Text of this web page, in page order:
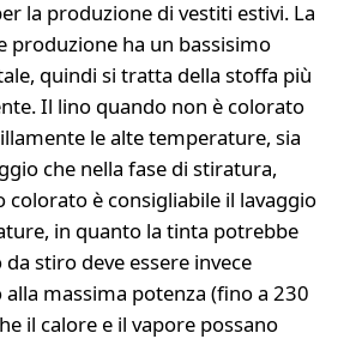
la produzione di vestiti estivi. La
produzione ha un bassisimo
quindi si tratta della stoffa più
Il lino quando non è colorato
le alte temperature, sia
che nella fase di stiratura,
colorato è consigliabile il lavaggio
in quanto la tinta potrebbe
stiro deve essere invece
massima potenza (fino a 230
il calore e il vapore possano